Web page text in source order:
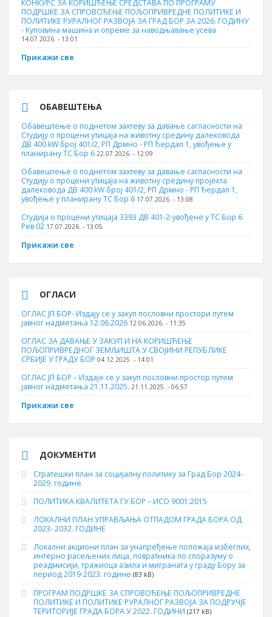
КОНКУРС ЗА КОРИШЋЕЊЕ СРЕДСТАВА ПО ПРОГРАМУ
ПОДРШКЕ ЗА СПРОВОЂЕЊЕ ПОЉОПРИВРЕДНЕ ПОЛИТИКЕ И
ПОЛИТИКЕ РУРАЛНОГ РАЗВОЈА ЗА ГРАД БОР ЗА 2026. ГОДИНУ
- Куповина машина и опреме за наводњавање усева
14.07.2026. - 13:01
Прикажи све
ОБАВЕШТЕЊА
Обавештење о поднетом захтеву за давање сагласности на
Студију о процени утицаја на животну средину далековода
ДВ 400 kW број 401/2, РП Дрмно - РП Ђердап 1, увођење у
планирану ТС Бор 6 22.07.2026. - 12:09
Обавештење о поднетом захтеву за давање сагласности на
Студију о процени утицаја на животну средину пројекта
далековода ДВ 400 kW број 401/2, РП Дрмно - РП Ђердап 1,
увођење у планирану ТС Бор 6 17.07.2026. - 13:08
Студија о процени утицаја 3393 ДВ 401-2-увођене у ТС Бор 6
Рев 02 17.07.2026. - 13:05
Прикажи све
ОГЛАСИ
ОГЛАС ЈП БОР- Издају се у закуп пословни простори путем
јавног надметања 12.06.2026 12.06.2026. - 11:35
ОГЛАС ЗА ДАВАЊЕ У ЗАКУП И НА КОРИШЋЕЊЕ
ПОЉОПРИВРЕДНОГ ЗЕМЉИШТА У СВОЈИНИ РЕПУБЛИКЕ
СРБИЈЕ У ГРАДУ БОР 04.12.2025. - 14:01
ОГЛАС ЈП БОР – Издаје се у закуп пословни простор путем
јавног надметања 21.11.2025. 21.11.2025. - 06:57
Прикажи све
ДОКУМЕНТИ
Стратешки план за социјалну политику за Град Бор 2024-
2029. године
ПОЛИТИКА КВАЛИТЕТА ГУ БОР – ИСО 9001:2015
ЛОКАЛНИ ПЛАН УПРАВЉАЊА ОТПАДОМ ГРАДА БОРА ОД
2023- 2032. ГОДИНЕ
Локални акциони план за унапређење положаја избеглих,
интерно расељених лица, повратника по споразуму о
реадмисији, тражиоца азила и миграната у граду Бору за
период 2019-2023. године (83 kB)
ПРОГРАМ ПОДРШКЕ ЗА СПРОВОЂЕЊЕ ПОЉОПРИВРЕДНЕ
ПОЛИТИКЕ И ПОЛИТИКЕ РУРАЛНОГ РАЗВОЈА ЗА ПОДРУЧЈЕ
ТЕРИТОРИЈЕ ГРАДА БОРА У 2022. ГОДИНИ (217 kB)